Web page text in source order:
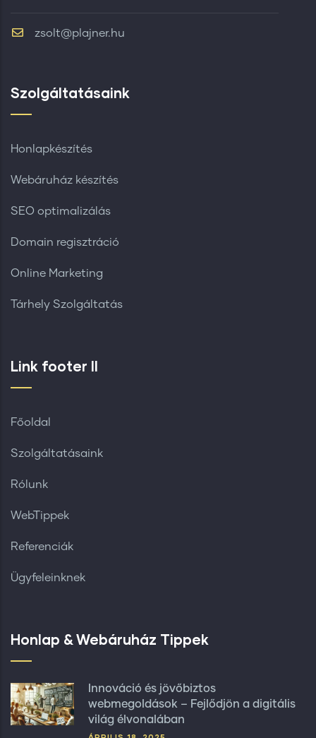
zsolt@plajner.hu
Szolgáltatásaink
Honlapkészítés
Webáruház készítés
SEO optimalizálás
Domain regisztráció
Online Marketing
Tárhely Szolgáltatás
Link footer II
Főoldal
Szolgáltatásaink
Rólunk
WebTippek
Referenciák
Ügyfeleinknek
Honlap & Webáruház Tippek
Innováció és jövőbiztos
webmegoldások – Fejlődjön a digitális
világ élvonalában